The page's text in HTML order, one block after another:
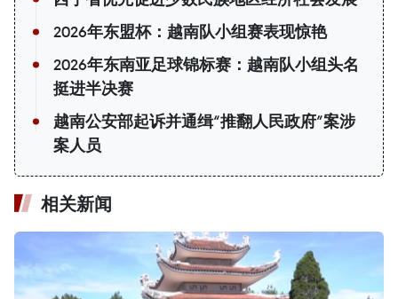
2026年东盟杯：越南队小组赛表现惊艳
2026年东南亚足球锦标赛：越南队小组头名
挺进半决赛
越南公安部起诉并通缉“推翻人民政府”案涉
案人员
相关新闻